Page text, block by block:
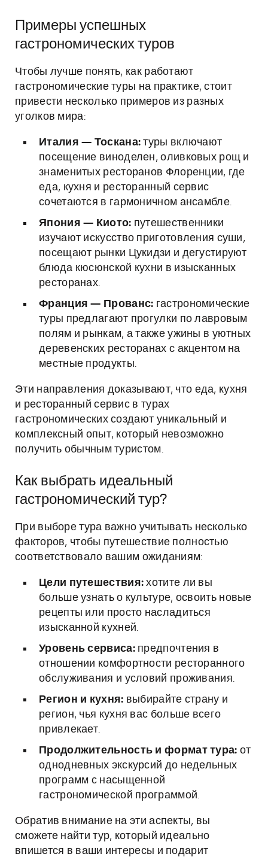
Примеры успешных
гастрономических туров
Чтобы лучше понять, как работают
гастрономические туры на практике, стоит
привести несколько примеров из разных
уголков мира:
Италия — Тоскана: туры включают
посещение виноделен, оливковых рощ и
знаменитых ресторанов Флоренции, где
еда, кухня и ресторанный сервис
сочетаются в гармоничном ансамбле.
Япония — Киото: путешественники
изучают искусство приготовления суши,
посещают рынки Цукидзи и дегустируют
блюда кюсюнской кухни в изысканных
ресторанах.
Франция — Прованс: гастрономические
туры предлагают прогулки по лавровым
полям и рынкам, а также ужины в уютных
деревенских ресторанах с акцентом на
местные продукты.
Эти направления доказывают, что еда, кухня
и ресторанный сервис в турах
гастрономических создают уникальный и
комплексный опыт, который невозможно
получить обычным туристом.
Как выбрать идеальный
гастрономический тур?
При выборе тура важно учитывать несколько
факторов, чтобы путешествие полностью
соответствовало вашим ожиданиям:
Цели путешествия: хотите ли вы
больше узнать о культуре, освоить новые
рецепты или просто насладиться
изысканной кухней.
Уровень сервиса:предпочтения в
отношении комфортности ресторанного
обслуживания и условий проживания.
Регион и кухня: выбирайте страну и
регион, чья кухня вас больше всего
привлекает.
Продолжительность и формат тура: от
однодневных экскурсий до недельных
программ с насыщенной
гастрономической программой.
Обратив внимание на эти аспекты, вы
сможете найти тур, который идеально
впишется в ваши интересы и подарит